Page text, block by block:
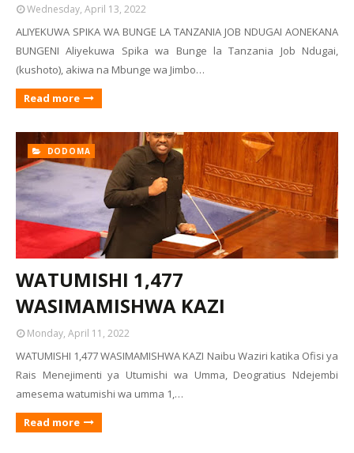
Wednesday, April 13, 2022
ALIYEKUWA SPIKA WA BUNGE LA TANZANIA JOB NDUGAI AONEKANA
BUNGENI Aliyekuwa Spika wa Bunge la Tanzania Job Ndugai,
(kushoto), akiwa na Mbunge wa Jimbo…
Read more
DODOMA
WATUMISHI 1,477
WASIMAMISHWA KAZI
Monday, April 11, 2022
WATUMISHI 1,477 WASIMAMISHWA KAZI Naibu Waziri katika Ofisi ya
Rais Menejimenti ya Utumishi wa Umma, Deogratius Ndejembi
amesema watumishi wa umma 1,…
Read more